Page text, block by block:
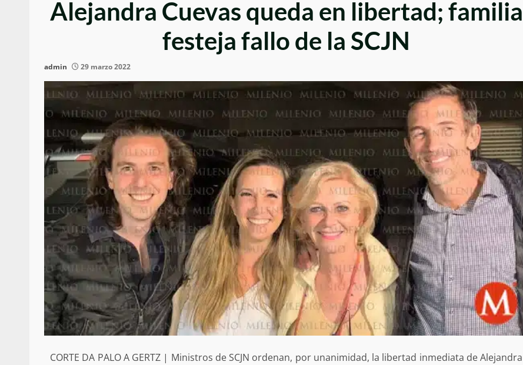
Alejandra Cuevas queda en libertad; familia
festeja fallo de la SCJN
admin 29 marzo 2022
CORTE DA PALO A GERTZ | Ministros de SCJN ordenan, por unanimidad, la libertad inmediata de Alejandra